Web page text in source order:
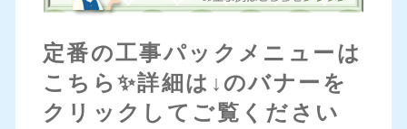
定番の工事パックメニューは
こちら✨詳細は↓のバナーを
クリックしてご覧ください